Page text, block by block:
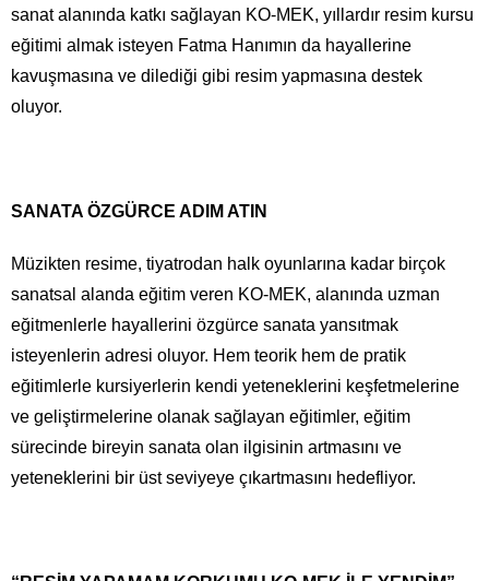
sanat alanında katkı sağlayan KO-MEK, yıllardır resim kursu
eğitimi almak isteyen Fatma Hanımın da hayallerine
kavuşmasına ve dilediği gibi resim yapmasına destek
oluyor.
SANATA ÖZGÜRCE ADIM ATIN
Müzikten resime, tiyatrodan halk oyunlarına kadar birçok
sanatsal alanda eğitim veren KO-MEK, alanında uzman
eğitmenlerle hayallerini özgürce sanata yansıtmak
isteyenlerin adresi oluyor. Hem teorik hem de pratik
eğitimlerle kursiyerlerin kendi yeteneklerini keşfetmelerine
ve geliştirmelerine olanak sağlayan eğitimler, eğitim
sürecinde bireyin sanata olan ilgisinin artmasını ve
yeteneklerini bir üst seviyeye çıkartmasını hedefliyor.